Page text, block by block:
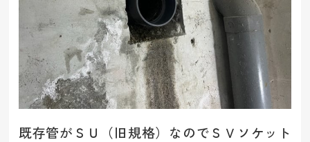
既存管がＳＵ（旧規格）なのでＳＶソケット